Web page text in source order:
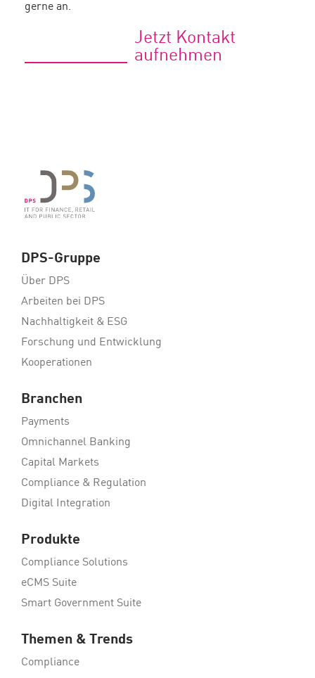
gerne an.
Jetzt Kontakt
aufnehmen
DPS-Gruppe
Über DPS
Arbeiten bei DPS
Nachhaltigkeit & ESG
Forschung und Entwicklung
Kooperationen
Branchen
Payments
Omnichannel Banking
Capital Markets
Compliance & Regulation
Digital Integration
Produkte
Compliance Solutions
eCMS Suite
Smart Government Suite
Themen & Trends
Compliance